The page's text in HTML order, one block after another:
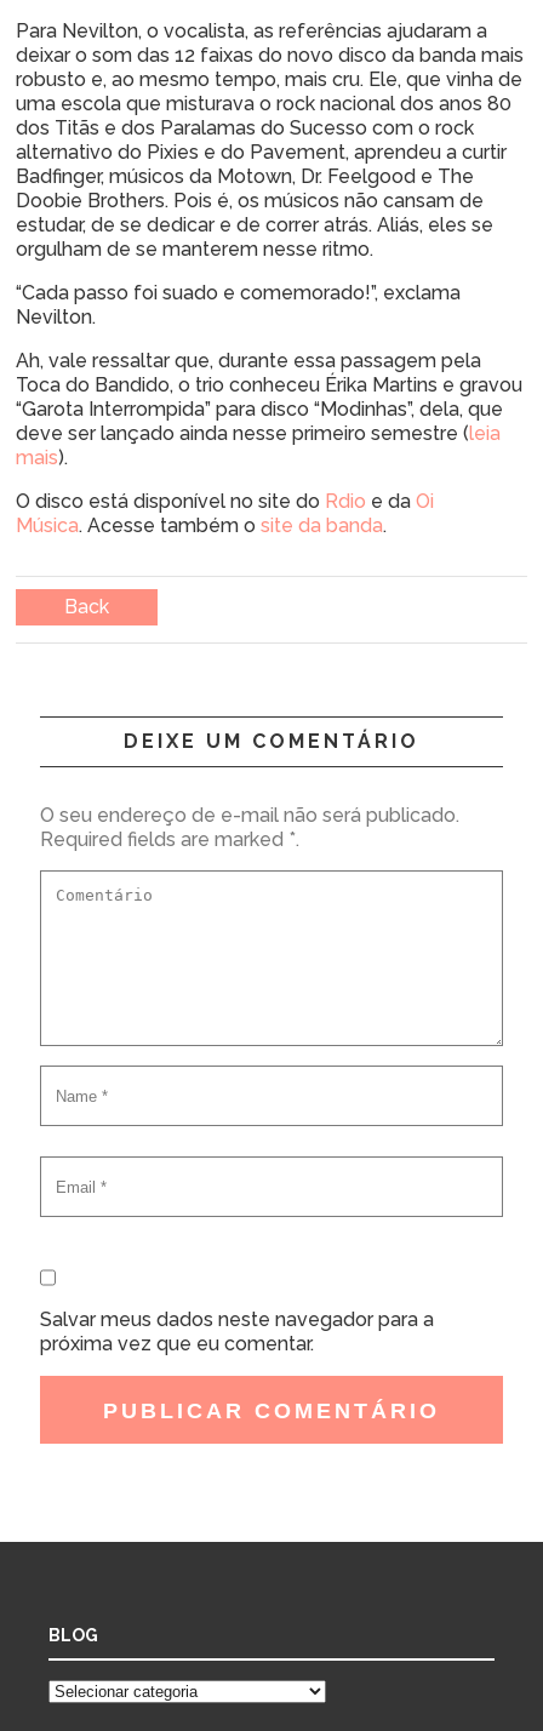
Para Nevilton, o vocalista, as referências ajudaram a
deixar o som das 12 faixas do novo disco da banda mais
robusto e, ao mesmo tempo, mais cru. Ele, que vinha de
uma escola que misturava o rock nacional dos anos 80
dos Titãs e dos Paralamas do Sucesso com o rock
alternativo do Pixies e do Pavement, aprendeu a curtir
Badfinger, músicos da Motown, Dr. Feelgood e The
Doobie Brothers. Pois é, os músicos não cansam de
estudar, de se dedicar e de correr atrás. Aliás, eles se
orgulham de se manterem nesse ritmo.
“Cada passo foi suado e comemorado!”, exclama
Nevilton.
Ah, vale ressaltar que, durante essa passagem pela
Toca do Bandido, o trio conheceu Érika Martins e gravou
“Garota Interrompida” para disco “Modinhas”, dela, que
deve ser lançado ainda nesse primeiro semestre (leia
mais).
O disco está disponível no site do Rdio e da Oi
Música. Acesse também o site da banda.
Back
DEIXE UM COMENTÁRIO
O seu endereço de e-mail não será publicado.
Required fields are marked *.
Salvar meus dados neste navegador para a
próxima vez que eu comentar.
BLOG